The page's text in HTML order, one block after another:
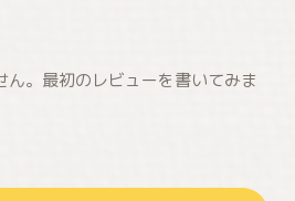
ん。最初のレビューを書いてみま